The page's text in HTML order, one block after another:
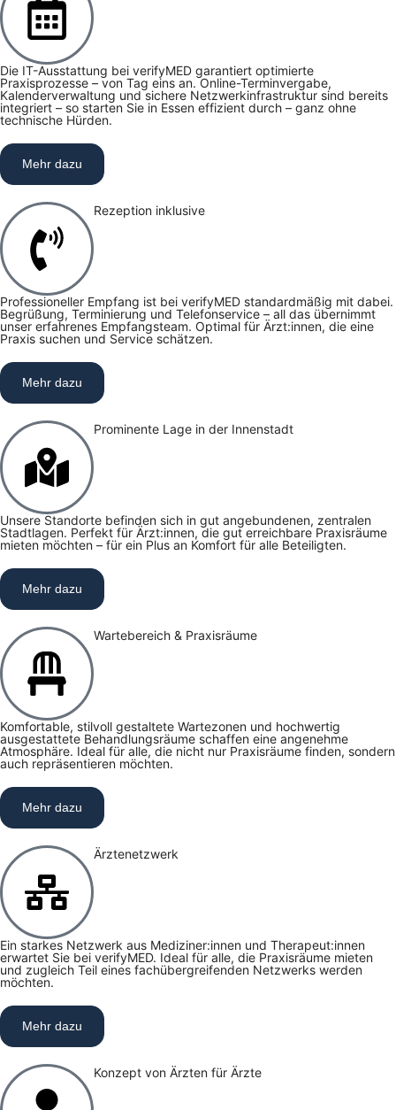
Die IT-Ausstattung bei verifyMED garantiert optimierte
Praxisprozesse – von Tag eins an. Online-Terminvergabe,
Kalenderverwaltung und sichere Netzwerkinfrastruktur sind bereits
integriert – so starten Sie in Essen effizient durch – ganz ohne
technische Hürden.
Mehr dazu
Rezeption inklusive
Professioneller Empfang ist bei verifyMED standardmäßig mit dabei.
Begrüßung, Terminierung und Telefonservice – all das übernimmt
unser erfahrenes Empfangsteam. Optimal für Ärzt:innen, die eine
Praxis suchen und Service schätzen.
Mehr dazu
Prominente Lage in der Innenstadt
Unsere Standorte befinden sich in gut angebundenen, zentralen
Stadtlagen. Perfekt für Ärzt:innen, die gut erreichbare Praxisräume
mieten möchten – für ein Plus an Komfort für alle Beteiligten.
Mehr dazu
Wartebereich & Praxisräume
Komfortable, stilvoll gestaltete Wartezonen und hochwertig
ausgestattete Behandlungsräume schaffen eine angenehme
Atmosphäre. Ideal für alle, die nicht nur Praxisräume finden, sondern
auch repräsentieren möchten.
Mehr dazu
Ärztenetzwerk
Ein starkes Netzwerk aus Mediziner:innen und Therapeut:innen
erwartet Sie bei verifyMED. Ideal für alle, die Praxisräume mieten
und zugleich Teil eines fachübergreifenden Netzwerks werden
möchten.
Mehr dazu
Konzept von Ärzten für Ärzte